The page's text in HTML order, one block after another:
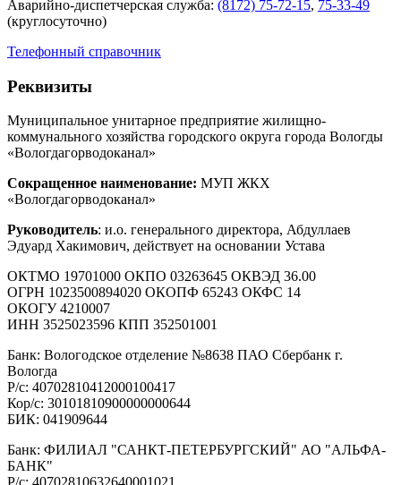
Аварийно-диспетчерская служба: (8172) 75-72-15, 75-33-49
(круглосуточно)
Телефонный справочник
Реквизиты
Муниципальное унитарное предприятие жилищно-
коммунального хозяйства городского округа города Вологды
«Вологдагорводоканал»
Сокращенное наименование: МУП ЖКХ
«Вологдагорводоканал»
Руководитель: и.о. генерального директора, Абдуллаев
Эдуард Хакимович, действует на основании Устава
ОКТМО 19701000 ОКПО 03263645 ОКВЭД 36.00
ОГРН 1023500894020 ОКОПФ 65243 ОКФС 14
ОКОГУ 4210007
ИНН 3525023596 КПП 352501001
Банк: Вологодское отделение №8638 ПАО Сбербанк г.
Вологда
Р/с: 40702810412000100417
Кор/с: 30101810900000000644
БИК: 041909644
Банк: ФИЛИАЛ "САНКТ-ПЕТЕРБУРГСКИЙ" АО "АЛЬФА-
БАНК"